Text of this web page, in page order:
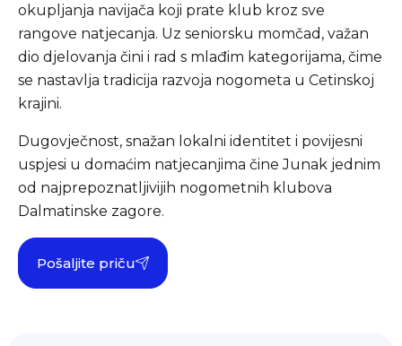
okupljanja navijača koji prate klub kroz sve
rangove natjecanja. Uz seniorsku momčad, važan
dio djelovanja čini i rad s mlađim kategorijama, čime
se nastavlja tradicija razvoja nogometa u Cetinskoj
krajini.
Dugovječnost, snažan lokalni identitet i povijesni
uspjesi u domaćim natjecanjima čine Junak jednim
od najprepoznatljivijih nogometnih klubova
Dalmatinske zagore.
Pošaljite priču